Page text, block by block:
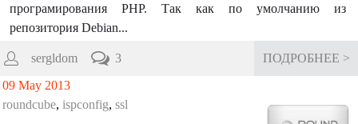
програмирования PHP. Так как по умолчанию из
репозитория Debian...
sergldom ПОДРОБНЕЕ >
3
09 May 2013
roundcube, ispconfig, ssl